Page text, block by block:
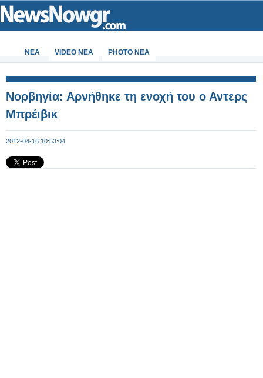
ΝΕΑ VIDEO NEA PHOTO NEA
Noρβηγία: Αρνήθηκε τη ενοχή του ο Αντερς
Μπρέιβικ
2012-04-16 10:53:04